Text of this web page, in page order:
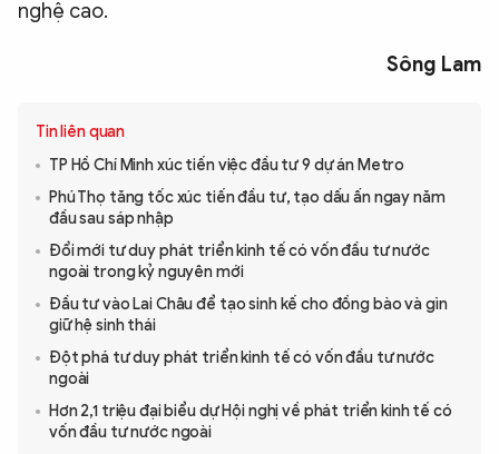
nghệ cao.
Sông Lam
Tin liên quan
TP Hồ Chí Minh xúc tiến việc đầu tư 9 dự án Metro
Phú Thọ tăng tốc xúc tiến đầu tư, tạo dấu ấn ngay năm
đầu sau sáp nhập
Đổi mới tư duy phát triển kinh tế có vốn đầu tư nước
ngoài trong kỷ nguyên mới
Đầu tư vào Lai Châu để tạo sinh kế cho đồng bào và gìn
giữ hệ sinh thái
Đột phá tư duy phát triển kinh tế có vốn đầu tư nước
ngoài
Hơn 2,1 triệu đại biểu dự Hội nghị về phát triển kinh tế có
vốn đầu tư nước ngoài